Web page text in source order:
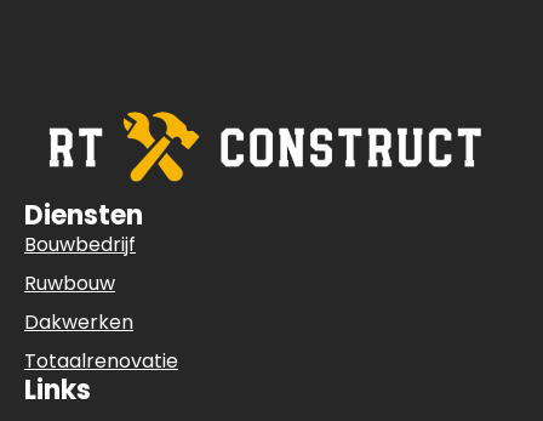
Diensten
Bouwbedrijf
Ruwbouw
Dakwerken
Totaalrenovatie
Links